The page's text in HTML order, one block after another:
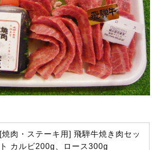
[焼肉・ステーキ用] 飛騨牛焼き肉セッ
ト カルビ200g、ロース300g